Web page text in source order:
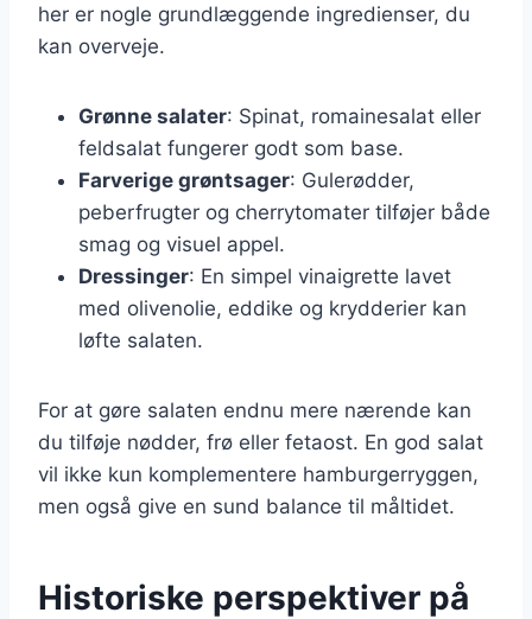
her er nogle grundlæggende ingredienser, du
kan overveje.
Grønne salater: Spinat, romainesalat eller
feldsalat fungerer godt som base.
Farverige grøntsager: Gulerødder,
peberfrugter og cherrytomater tilføjer både
smag og visuel appel.
Dressinger: En simpel vinaigrette lavet
med olivenolie, eddike og krydderier kan
løfte salaten.
For at gøre salaten endnu mere nærende kan
du tilføje nødder, frø eller fetaost. En god salat
vil ikke kun komplementere hamburgerryggen,
men også give en sund balance til måltidet.
Historiske perspektiver på